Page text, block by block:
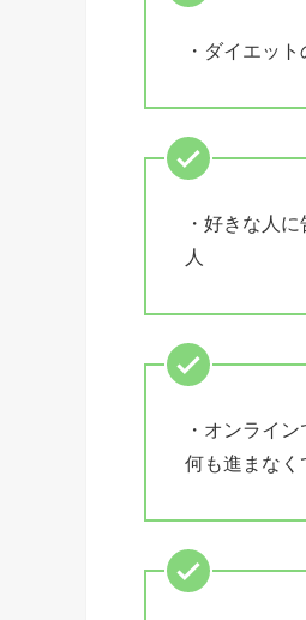
・ダイエッ
・好きな人
人
・オンライ
何も進まなく